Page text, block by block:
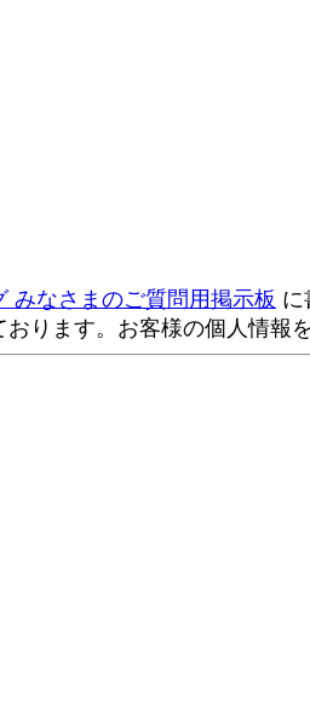
みなさまのご質問用掲示板 に
ります。お客様の個人情報